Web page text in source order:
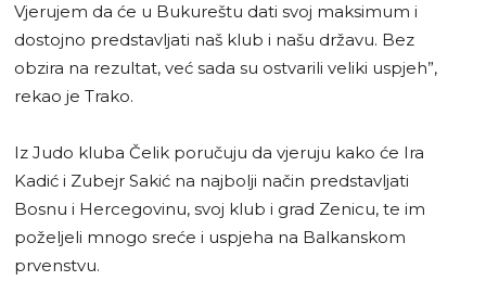
Vjerujem da će u Bukureštu dati svoj maksimum i
dostojno predstavljati naš klub i našu državu. Bez
obzira na rezultat, već sada su ostvarili veliki uspjeh”,
rekao je Trako.
Iz Judo kluba Čelik poručuju da vjeruju kako će Ira
Kadić i Zubejr Sakić na najbolji način predstavljati
Bosnu i Hercegovinu, svoj klub i grad Zenicu, te im
poželjeli mnogo sreće i uspjeha na Balkanskom
prvenstvu.